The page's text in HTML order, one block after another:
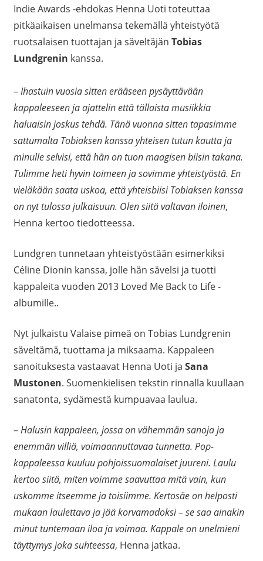
Indie Awards -ehdokas Henna Uoti toteuttaa
pitkäaikaisen unelmansa tekemällä yhteistyötä
ruotsalaisen tuottajan ja säveltäjän Tobias
Lundgrenin kanssa.
–Ihastuin vuosia sitten erääseen pysäyttävään
kappaleeseen ja ajattelin että tällaista musiikkia
haluaisin joskus tehdä. Tänä vuonna sitten tapasimme
sattumalta Tobiaksen kanssa yhteisen tutun kautta ja
minulle selvisi, että hän on tuon maagisen biisin takana.
Tulimme heti hyvin toimeen ja sovimme yhteistyöstä. En
vieläkään saata uskoa, että yhteisbiisi Tobiaksen kanssa
on nyt tulossa julkaisuun. Olen siitä valtavan iloinen,
Henna kertoo tiedotteessa.
Lundgren tunnetaan yhteistyöstään esimerkiksi
Céline Dionin kanssa, jolle hän sävelsi ja tuotti
kappaleita vuoden 2013 Loved Me Back to Life -
albumille..
Nyt julkaistu Valaise pimeä on Tobias Lundgrenin
säveltämä, tuottama ja miksaama. Kappaleen
sanoituksesta vastaavat Henna Uoti ja Sana
Mustonen. Suomenkielisen tekstin rinnalla kuullaan
sanatonta, sydämestä kumpuavaa laulua.
–Halusin kappaleen, jossa on vähemmän sanoja ja
enemmän villiä, voimaannuttavaa tunnetta. Pop-
kappaleessa kuuluu pohjoissuomalaiset juureni. Laulu
kertoo siitä, miten voimme saavuttaa mitä vain, kun
uskomme itseemme ja toisiimme. Kertosäe on helposti
mukaan laulettava ja jää korvamadoksi – se saa ainakin
minut tuntemaan iloa ja voimaa. Kappale on unelmieni
täyttymys joka suhteessa, Henna jatkaa.